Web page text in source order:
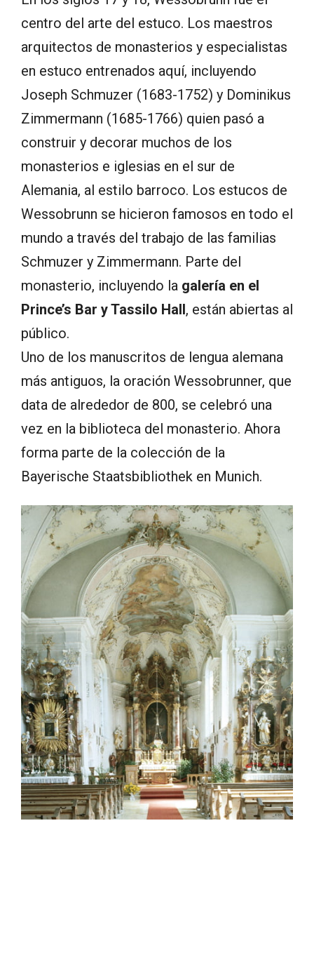
centro del arte del estuco. Los maestros
arquitectos de monasterios y especialistas
en estuco entrenados aquí, incluyendo
Joseph Schmuzer (1683-1752) y Dominikus
Zimmermann (1685-1766) quien pasó a
construir y decorar muchos de los
monasterios e iglesias en el sur de
Alemania, al estilo barroco. Los estucos de
Wessobrunn se hicieron famosos en todo el
mundo a través del trabajo de las familias
Schmuzer y Zimmermann. Parte del
monasterio, incluyendo la galería en el
Prince’s Bar y Tassilo Hall, están abiertas al
público.
Uno de los manuscritos de lengua alemana
más antiguos, la oración Wessobrunner, que
data de alrededor de 800, se celebró una
vez en la biblioteca del monasterio. Ahora
forma parte de la colección de la
Bayerische Staatsbibliothek en Munich.